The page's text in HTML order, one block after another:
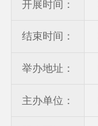
开展时间：
结束时间：
举办地址：
主办单位：